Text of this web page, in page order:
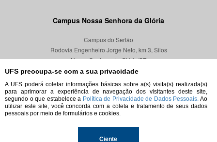
UFS preocupa-se com a sua privacidade
A UFS poderá coletar informações básicas sobre a(s) visita(s) realizada(s)
para aprimorar a experiência de navegação dos visitantes deste site,
segundo o que estabelece a Política de Privacidade de Dados Pessoais. Ao
utilizar este site, você concorda com a coleta e tratamento de seus dados
pessoais por meio de formulários e cookies.
Ciente
Campus Nossa Senhora da Glória
Campus do Sertão
Rodovia Engenheiro Jorge Neto, km 3, Silos
Nossa Senhora da Glória/SE
CEP 49680-000
Localização
© 2026. Todos os direitos reservados.